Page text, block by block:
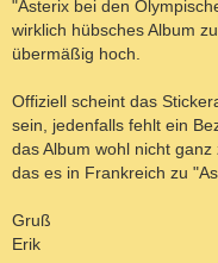
"Asterix bei den
wirklich hübsches Album
übermäßig hoch.
Offiziell scheint das
sein, jedenfalls fehlt ein
das Album wohl nicht
das es in Frankreich zu
Gruß
Erik